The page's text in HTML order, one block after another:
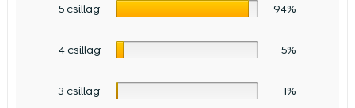
5 csillag 94%
4 csillag 5%
3 csillag 1%